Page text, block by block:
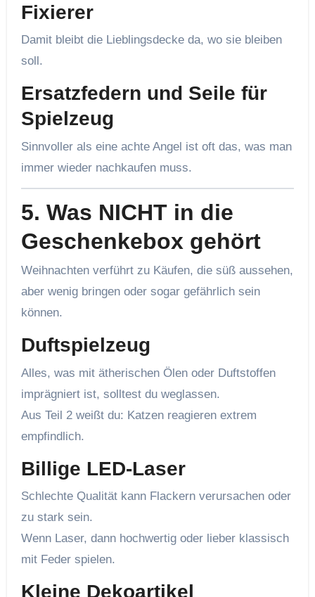
Fixierer
Damit bleibt die Lieblingsdecke da, wo sie bleiben
soll.
Ersatzfedern und Seile für
Spielzeug
Sinnvoller als eine achte Angel ist oft das, was man
immer wieder nachkaufen muss.
5. Was NICHT in die
Geschenkebox gehört
Weihnachten verführt zu Käufen, die süß aussehen,
aber wenig bringen oder sogar gefährlich sein
können.
Duftspielzeug
Alles, was mit ätherischen Ölen oder Duftstoffen
imprägniert ist, solltest du weglassen.
Aus Teil 2 weißt du: Katzen reagieren extrem
empfindlich.
Billige LED-Laser
Schlechte Qualität kann Flackern verursachen oder
zu stark sein.
Wenn Laser, dann hochwertig oder lieber klassisch
mit Feder spielen.
Kleine Dekoartikel